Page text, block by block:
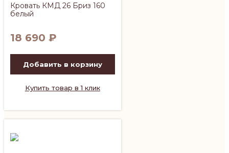
Кровать КМД 26 Бриз 160
белый
18 690 ₽
Добавить в корзину
Купить товар в 1 клик